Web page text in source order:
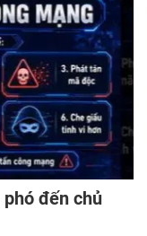
đến chủ